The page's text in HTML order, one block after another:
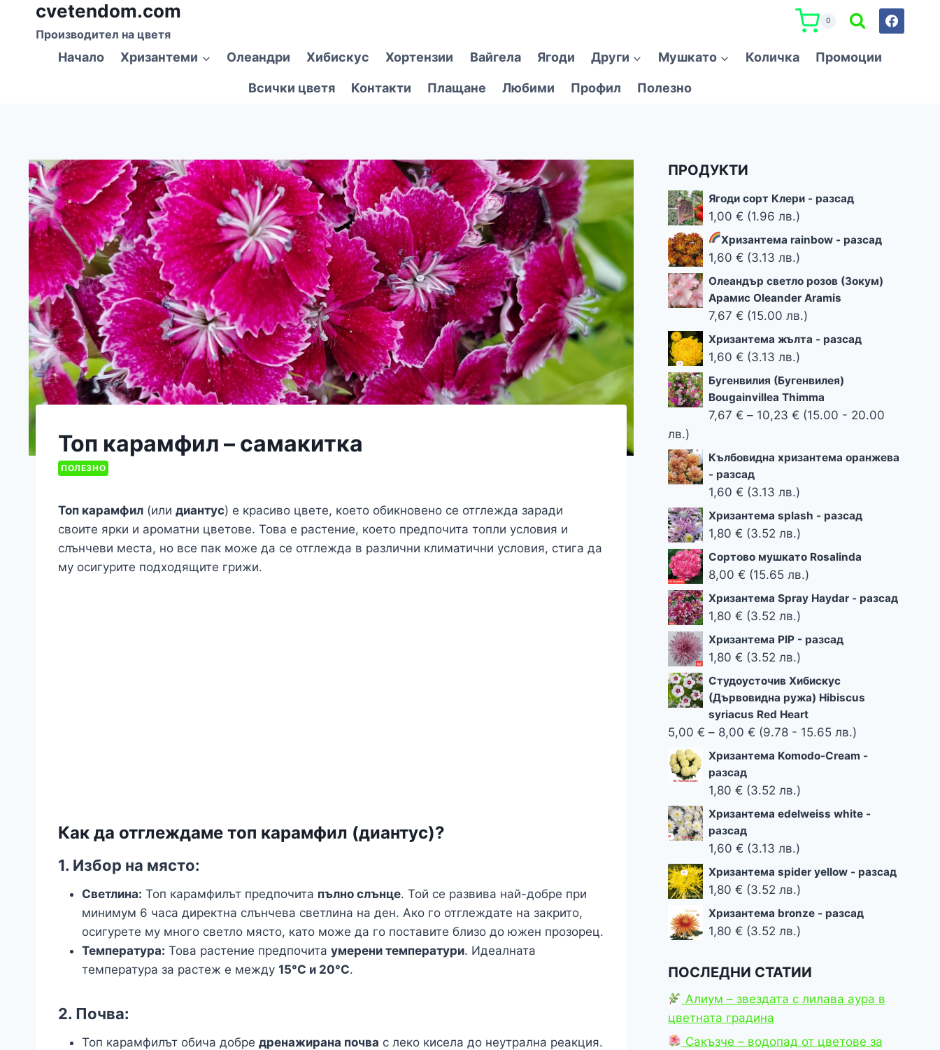
съдържанието
cvetendom.com
Производител на цветя
0
Начало Хризантеми Олеандри Хибискус Хортензии Вайгела Ягоди Други Мушкато Количка Промоции
Всички цветя Контакти Плащане Любими Профил Полезно
Топ карамфил – самакитка
ПОЛЕЗНО
Топ карамфил (или диантус) е красиво цвете, което обикновено се отглежда заради
своите ярки и ароматни цветове. Това е растение, което предпочита топли условия и
слънчеви места, но все пак може да се отглежда в различни климатични условия, стига да
му осигурите подходящите грижи.
Как да отглеждаме топ карамфил (диантус)?
1. Избор на място:
Светлина: Топ карамфилът предпочита пълно слънце. Той се развива най-добре при
минимум 6 часа директна слънчева светлина на ден. Ако го отглеждате на закрито,
осигурете му много светло място, като може да го поставите близо до южен прозорец.
Температура: Това растение предпочита умерени температури. Идеалната
температура за растеж е между 15°C и 20°C.
2. Почва:
Топ карамфилът обича добре дренажирана почва с леко кисела до неутрална реакция.
ПРОДУКТИ
Ягоди сорт Клери - разсад
1,00€ (1.96 лв.)
Хризантема rainbow - разсад
1,60€ (3.13 лв.)
Олеандър светло розов (Зокум)
Арамис Oleander Aramis
7,67€ (15.00 лв.)
Хризантема жълта - разсад
1,60€ (3.13 лв.)
Бугенвилия (Бугенвилея)
Bougainvillea Thimma
7,67€ – 10,23€ Price
7,67 €
10,23 €
(15.00 - 20.00
лв.)
Кълбовидна хризантема оранжева
- разсад
1,60€ (3.13 лв.)
Хризантема splash - разсад
1,80€ (3.52 лв.)
Сортово мушкато Rosalinda
8,00€ (15.65 лв.)
Хризантема Spray Haydar - разсад
1,80€ (3.52 лв.)
Хризантема PIP - разсад
1,80€ (3.52 лв.)
Студоусточив Хибискус
(Дървовидна ружа) Hibiscus
syriacus Red Heart
5,00€ – 8,00€ Price
range:
through
8,00 €
(9.78 - 15.65 лв.)
Хризантема Komodo-Cream -
разсад
1,80€ (3.52 лв.)
Хризантема edelweiss white -
разсад
1,60€ (3.13 лв.)
Хризантема spider yellow - разсад
1,80€ (3.52 лв.)
Хризантема bronze - разсад
1,80€ (3.52 лв.)
ПОСЛЕДНИ СТАТИИ
Алиум – звездата с лилава аура в
цветната градина
Сакъзче – водопад от цветове за